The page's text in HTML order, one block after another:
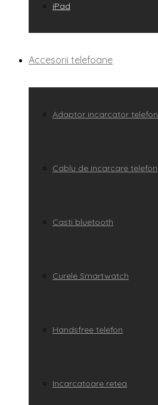
iPad
Accesorii telefoane
Adaptor incarcator telefon
Cablu de incarcare telefon
Casti bluetooth
Curele Smartwatch
Handsfree telefon
Incarcatoare retea